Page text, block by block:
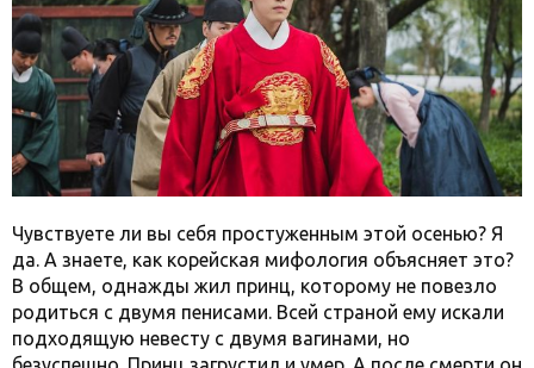
Чувствуете ли вы себя простуженным этой осенью? Я
да. А знаете, как корейская мифология объясняет это?
В общем, однажды жил принц, которому не повезло
родиться с двумя пенисами. Всей страной ему искали
подходящую невесту с двумя вагинами, но